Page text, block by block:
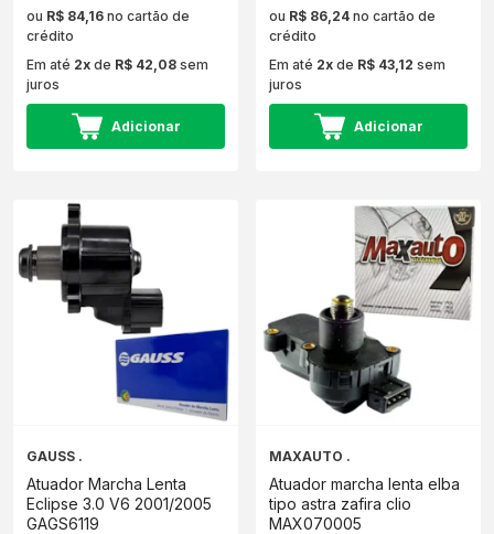
ou R$ 84,16 no cartão de
crédito
Em até 2x de R$ 42,08 sem
juros
Adicionar
ou R$ 86,24 no cartão de
crédito
Em até 2x de R$ 43,12 sem
juros
Adicionar
GAUSS .
Atuador Marcha Lenta
Eclipse 3.0 V6 2001/2005
GAGS6119
MAXAUTO .
Atuador marcha lenta elba
tipo astra zafira clio
MAX070005